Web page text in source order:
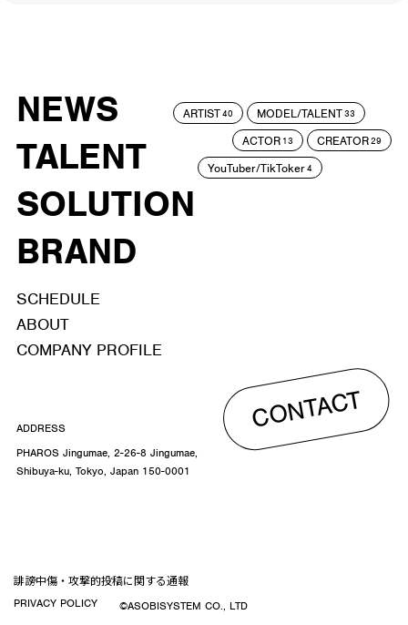
NEWS
TALENT
SOLUTION
BRAND
ARTIST40 MODEL/TALENT33
ACTOR 13 CREATOR29
YouTuber/TikToker4
SCHEDULE
ABOUT
COMPANY PROFILE
CONTACT
ADDRESS
PHAROS Jingumae, 2-26-8 Jingumae,
Shibuya-ku, Tokyo, Japan 150-0001
誹謗中傷・攻撃的投稿に関する通報
PRIVACY POLICY
©ASOBISYSTEM CO., LTD